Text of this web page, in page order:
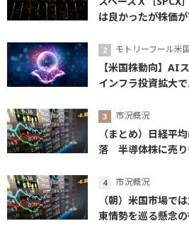
は良かったが株価
モトリーフール米
【米国株動向】AI
インフラ投資拡大
市況概況
（まとめ）日経平
落 半導体株に売り
市況概況
（朝）米国市場で
東情勢を巡る懸念